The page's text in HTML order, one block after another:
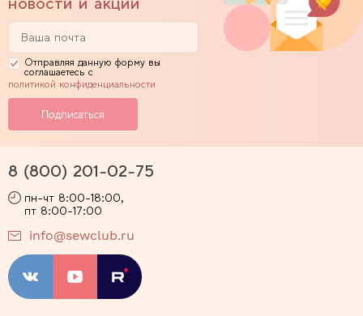
Отправляя данную форму вы
соглашаетесь с
политикой конфиденциальности
8 (800) 201-02-75
пн-чт 8:00-18:00,
пт 8:00-17:00
info@sewclub.ru